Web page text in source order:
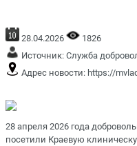
28.04.2026
1826
Источник: Служба
Адрес новости: https://
28 апреля 2026 года
посетили Краевую